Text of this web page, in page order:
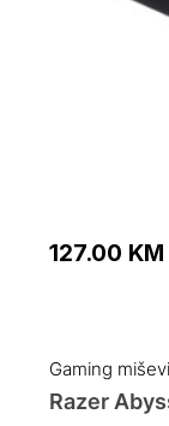
127.00 KM
Gaming miševi
Razer